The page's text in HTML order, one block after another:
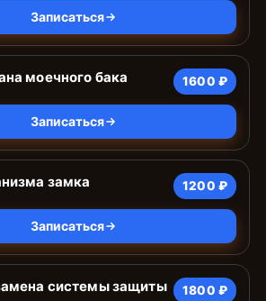
Записаться
моечного бака 1600 ₽
Записаться
замка 1200 ₽
Записаться
системы защиты
1800 ₽